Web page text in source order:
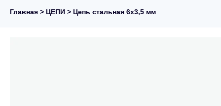
Главная > ЦЕПИ > Цепь стальная 6х3,5 мм